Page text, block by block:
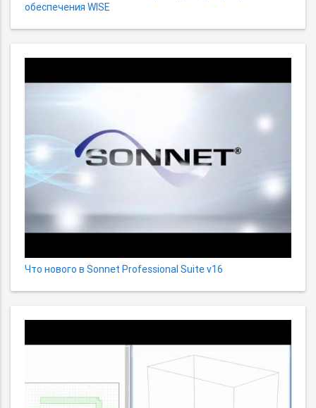
обеспечения WISE
Что нового в Sonnet Professional Suite v16